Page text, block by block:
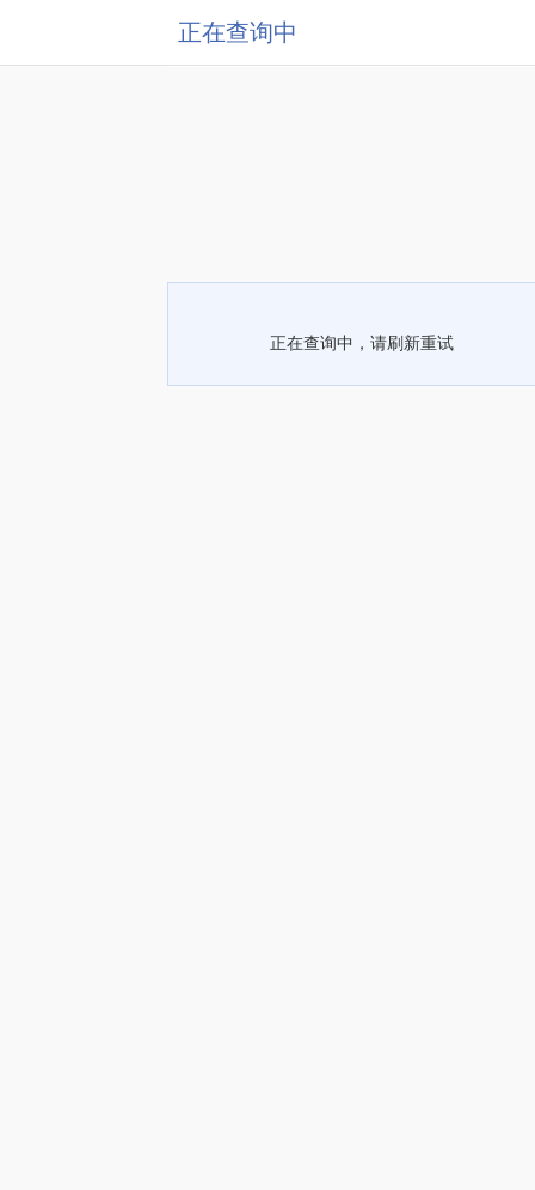
正在查询中
正在查询中，请刷新重试